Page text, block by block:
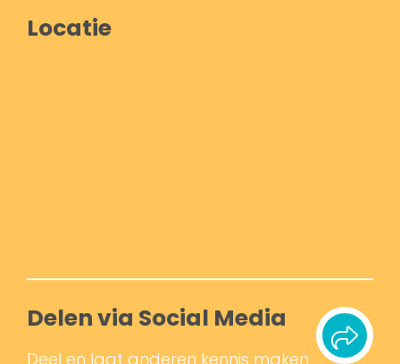
Locatie
Delen via Social Media
Deel en laat anderen kennis maken